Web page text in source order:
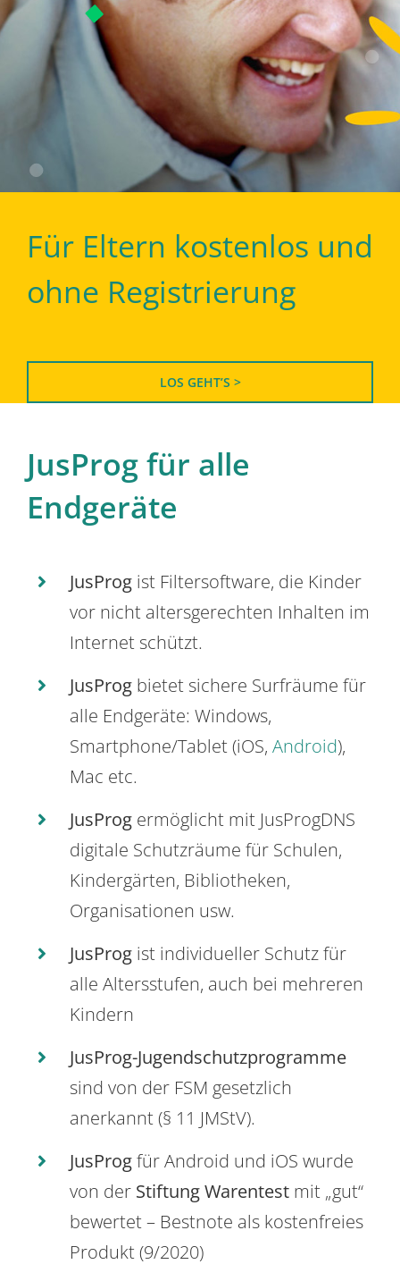
Für Eltern kostenlos und
ohne Registrierung
LOS GEHT’S >
JusProg für alle
Endgeräte
JusProg ist Filtersoftware, die Kinder
vor nicht altersgerechten Inhalten im
Internet schützt.
JusProg bietet sichere Surfräume für
alle Endgeräte: Windows,
Smartphone/Tablet (iOS, Android),
Mac etc.
JusProg ermöglicht mit JusProgDNS
digitale Schutzräume für Schulen,
Kindergärten, Bibliotheken,
Organisationen usw.
JusProg ist individueller Schutz für
alle Altersstufen, auch bei mehreren
Kindern
JusProg-Jugendschutzprogramme
sind von der FSM gesetzlich
anerkannt (§ 11 JMStV).
JusProgfür Android und iOS wurde
von der Stiftung Warentest mit „gut“
bewertet – Bestnote als kostenfreies
Produkt (9/2020)